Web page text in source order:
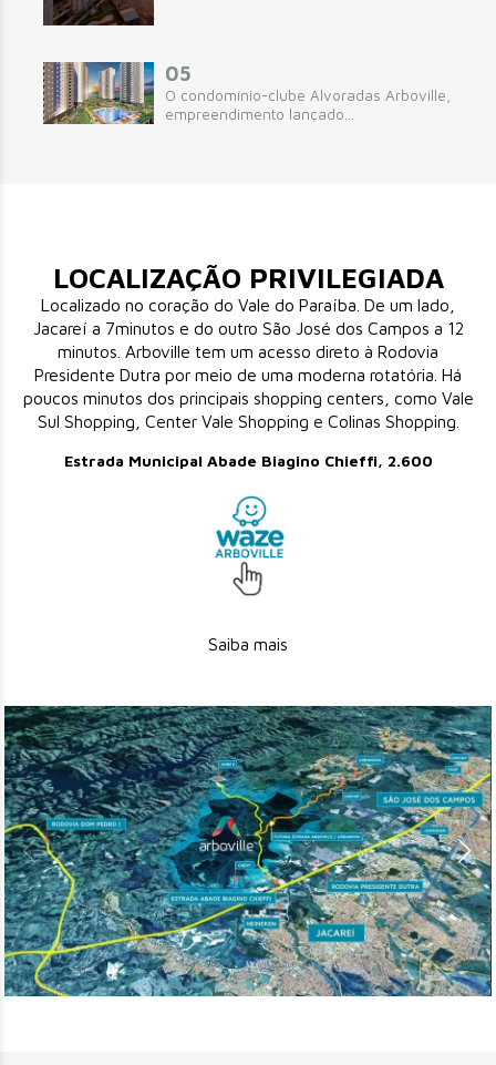
05
O condomínio-clube Alvoradas Arboville,
empreendimento lançado...
LOCALIZAÇÃO PRIVILEGIADA
Localizado no coração do Vale do Paraíba. De um lado,
Jacareí a 7minutos e do outro São José dos Campos a 12
minutos. Arboville tem um acesso direto à Rodovia
Presidente Dutra por meio de uma moderna rotatória. Há
poucos minutos dos principais shopping centers, como Vale
Sul Shopping, Center Vale Shopping e Colinas Shopping.
Estrada Municipal Abade Biagino Chieffi, 2.600
Saiba mais